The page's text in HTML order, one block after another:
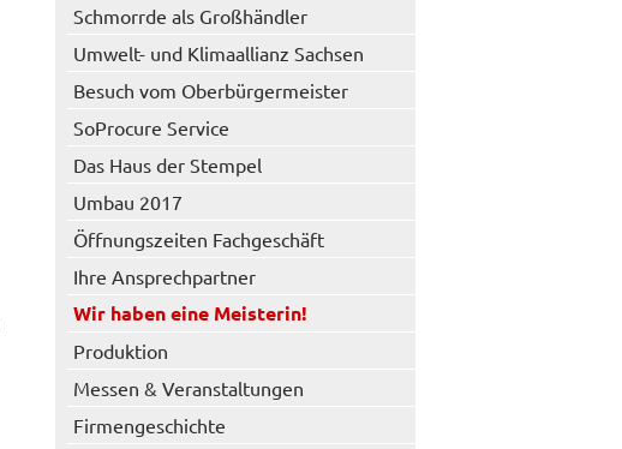
Schmorrde als Großhändler
Umwelt- und Klimaallianz Sachsen
Besuch vom Oberbürgermeister
SoProcure Service
Das Haus der Stempel
Umbau 2017
Öffnungszeiten Fachgeschäft
Ihre Ansprechpartner
Wir haben eine Meisterin!
Produktion
Messen & Veranstaltungen
Firmengeschichte